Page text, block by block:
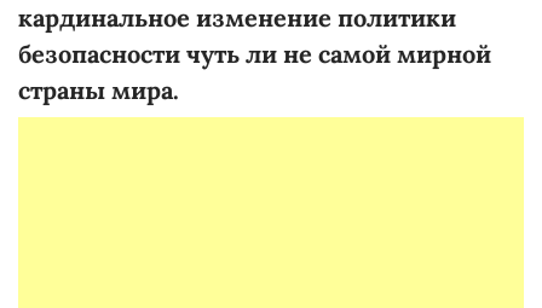
кардинальное изменение политики
безопасности чуть ли не самой мирной
страны мира.